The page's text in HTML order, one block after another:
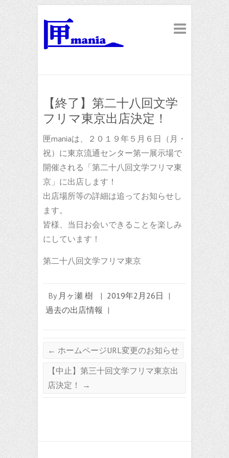
【終了】第二十八回文学
フリマ東京出店決定！
匣maniaは、２０１９年５月６日（月・
祝）に東京流通センター第一展示場で
開催される「第二十八回文学フリマ東
京」に出店します！
出店場所等の詳細は追ってお知らせし
ます。
皆様、当日お会いできることを楽しみ
にしています！
第二十八回文学フリマ東京
By 月ヶ瀬 樹 | 2019年2月26日 |
過去の出店情報 |
← ホームページURL変更のお知らせ
【中止】第三十回文学フリマ東京出
店決定！
→